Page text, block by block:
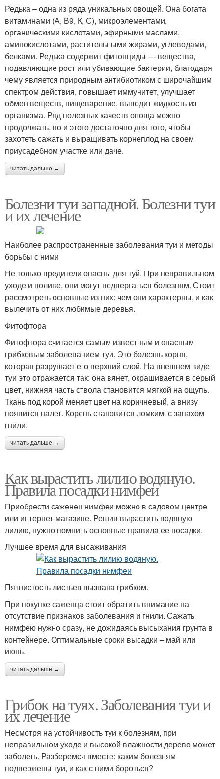
Редька – одна из ряда уникальных овощей. Она богата
витаминами (А, В9, К, С), микроэлементами,
органическими кислотами, эфирными маслами,
аминокислотами, растительными жирами, углеводами,
белками. Редька содержит фитонциды — вещества,
подавляющие рост или убивающие бактерии, благодаря
чему является природным антибиотиком с широчайшим
спектром действия, повышает иммунитет, улучшает
обмен веществ, пищеварение, выводит жидкость из
организма. Ряд полезных качеств овоща можно
продолжать, но и этого достаточно для того, чтобы
захотеть сажать и выращивать корнеплод на своем
приусадебном участке или даче.
читать дальше →
Болезни туи западной. Болезни туи
и их лечение
Наиболее распространенные заболевания туи и методы
борьбы с ними
Не только вредители опасны для туй. При неправильном
уходе и поливе, они могут подвергаться болезням. Стоит
рассмотреть основные из них: чем они характерны, и как
вылечить от них любимые деревья.
Фитофтора
Фитофтора считается самым известным и опасным
грибковым заболеванием туи. Это болезнь корня,
которая разрушает его верхний слой. На внешнем виде
туи это отражается так: она вянет, окрашивается в серый
цвет, нижняя часть ствола становится мягкой на ощупь.
Ткань под корой меняет цвет на коричневый, а внизу
появится налет. Корень становится ломким, с запахом
гнили.
читать дальше →
Как вырастить лилию водяную.
Правила посадки нимфеи
Приобрести саженец нимфеи можно в садовом центре
или интернет-магазине. Решив вырастить водяную
лилию, нужно помнить основные правила ее посадки.
Лучшее время для высаживания
Пятнистость листьев вызвана грибком.
При покупке саженца стоит обратить внимание на
отсутствие признаков заболевания и гнили. Сажать
нимфею нужно сразу, не дожидаясь высыхания грунта в
контейнере. Оптимальные сроки высадки – май или
июнь.
читать дальше →
Грибок на туях. Заболевания туи и
их лечение
Несмотря на устойчивость туи к болезням, при
неправильном уходе и высокой влажности дерево может
заболеть. Разберемся вместе: каким болезням
подвержены туи, и как с ними бороться?